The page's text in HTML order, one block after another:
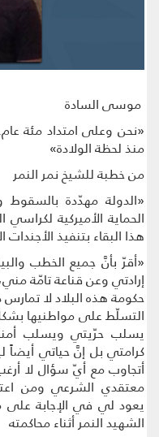
موسى السادة
«نحن وعلى امتداد مئة
منذ لحظة الولادة»
من خطبة للشيخ نمر النمر
«الدولة مهدّدة بالسقوط
الحماية الأميركية
هذا البقاء بتنفيذ
«أقرّ بأنَّ جميع الخطب
إرادتي وعن قناعة تامّة
حكومة هذه البلاد لا
التسلّط على مواطنيها
يسلب حرّيتي ويسلب
كرامتي بل إنَّ حياتي
أتجاوب مع أيّ سؤال لا
معتقدي الشرعي ومن
يعود لي في الإجابة على
الشهيد النمر أثناء محاكمته